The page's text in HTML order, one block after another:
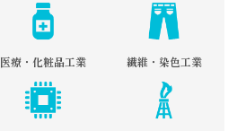
医療・化粧品工業 繊維・染色工業